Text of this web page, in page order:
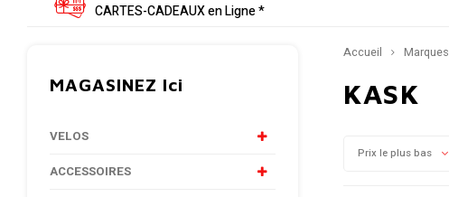
CARTES-CADEAUX en Ligne *
MAGASINEZ Ici
VELOS
ACCESSOIRES
Accueil Marques
KASK
Prix le plus bas